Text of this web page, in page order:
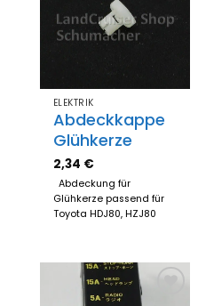
Zum
Merkzettel
hinzufügen
ELEKTRIK
Abdeckkappe
Glühkerze
2,34 €
Abdeckung für
Glühkerze passend für
Toyota HDJ80, HZJ80